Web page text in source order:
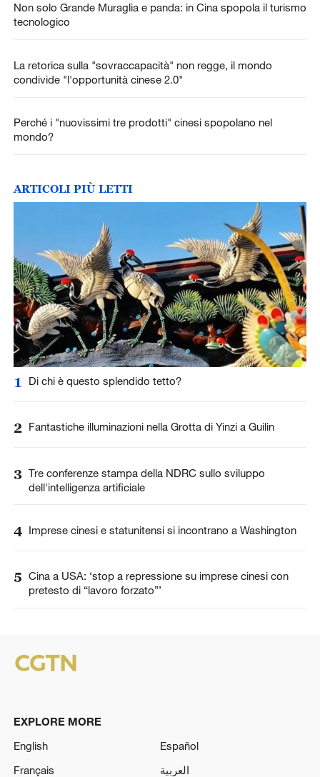
Non solo Grande Muraglia e panda: in Cina spopola il turismo
tecnologico
La retorica sulla "sovraccapacità" non regge, il mondo
condivide "l'opportunità cinese 2.0"
Perché i "nuovissimi tre prodotti" cinesi spopolano nel
mondo?
ARTICOLI PIÙ LETTI
1 Di chi è questo splendido tetto?
2 Fantastiche illuminazioni nella Grotta di Yinzi a Guilin
3 Tre conferenze stampa della NDRC sullo sviluppo
dell'intelligenza artificiale
4 Imprese cinesi e statunitensi si incontrano a Washington
5 Cina a USA: ‘stop a repressione su imprese cinesi con
pretesto di “lavoro forzato”’
EXPLORE MORE
English
Español
Français
العربية